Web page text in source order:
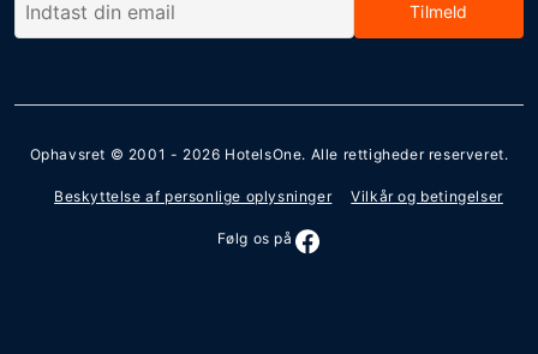
Tilmeld
Ophavsret © 2001 - 2026 HotelsOne. Alle rettigheder reserveret.
Beskyttelse af personlige oplysninger Vilkår og betingelser
Følg os på